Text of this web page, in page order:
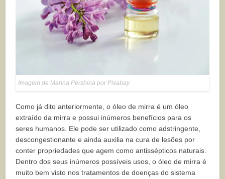
Imagem de Marina Pershina por Pixabay
Como já dito anteriormente, o óleo de mirra é um óleo
extraído da mirra e possui inúmeros benefícios para os
seres humanos. Ele pode ser utilizado como adstringente,
descongestionante e ainda auxilia na cura de lesões por
conter propriedades que agem como antissépticos naturais.
Dentro dos seus inúmeros possíveis usos, o óleo de mirra é
muito bem visto nos tratamentos de doenças do sistema